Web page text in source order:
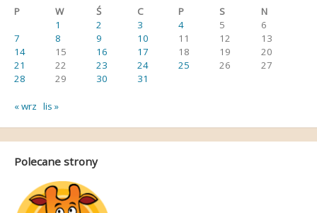
P
W Ś C P S
N
1
2 3 4 5
6
7
8 9 10 11 12
13
14
15 16 17 18 19
20
21
22 23 24 25 26
27
28
29 30 31
« wrz lis »
Polecane strony